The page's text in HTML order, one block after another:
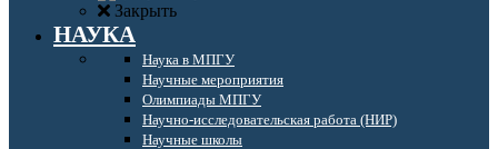
Закрыть
НАУКА
Наука в МПГУ
Научные мероприятия
Олимпиады МПГУ
Научно-исследовательская работа (НИР)
Научные школы